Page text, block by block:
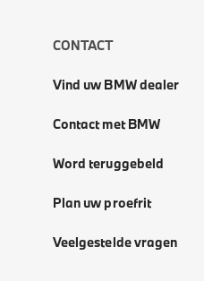
CONTACT
Vind uw BMW dealer
Contact met BMW
Word teruggebeld
Plan uw proefrit
Veelgestelde vragen